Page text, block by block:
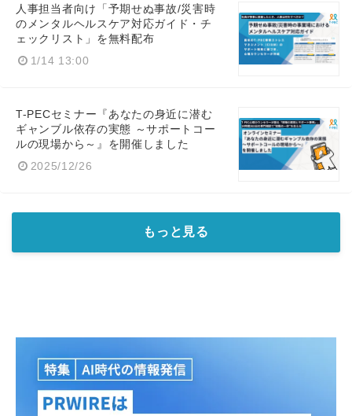
人事担当者向け「予期せぬ事故/災害時
のメンタルヘルスケア対応ガイド・チ
ェックリスト」を無料配布
1/14 13:00
T-PECセミナー『あなたの身近に潜む
ギャンブル依存の実態 ～サポートコー
ルの現場から～』を開催しました
2025/12/26
もっと見る